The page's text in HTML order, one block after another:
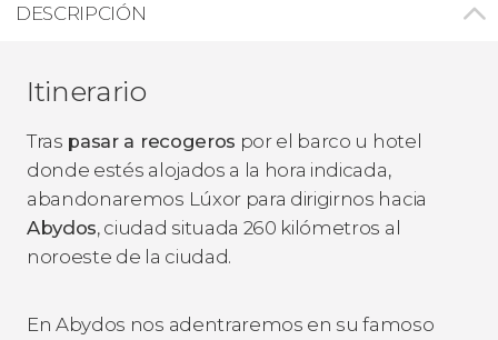
DESCRIPCIÓN
Itinerario
Tras pasar a recogeros por el barco u hotel
donde estés alojados a la hora indicada,
abandonaremos Lúxor para dirigirnos hacia
Abydos, ciudad situada 260 kilómetros al
noroeste de la ciudad.
En Abydos nos adentraremos en su famoso